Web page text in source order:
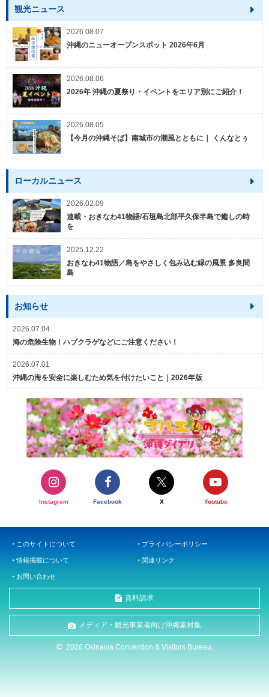
観光ニュース
2026.08.07
沖縄のニューオープンスポット 2026年6月
2026.08.06
2026年 沖縄の夏祭り・イベントをエリア別にご紹介！
2026.08.05
【今月の沖縄そば】南城市の潮風とともに｜ くんなとぅ
ローカルニュース
2026.02.09
連載・おきなわ41物語/石垣島北部平久保半島で癒しの時
を
2025.12.22
おきなわ41物語／島をやさしく包み込む緑の風景 多良間
島
お知らせ
2026.07.04
海の危険生物！ハブクラゲなどにご注意ください！
2026.07.01
沖縄の海を安全に楽しむため気を付けたいこと｜2026年版
Instagram Facebook X Youtube
このサイトについて プライバシーポリシー
情報掲載について 関連リンク
お問い合わせ
資料請求
メディア・観光事業者向け沖縄素材集
2026 Okinawa Convention & Visitors Bureau.